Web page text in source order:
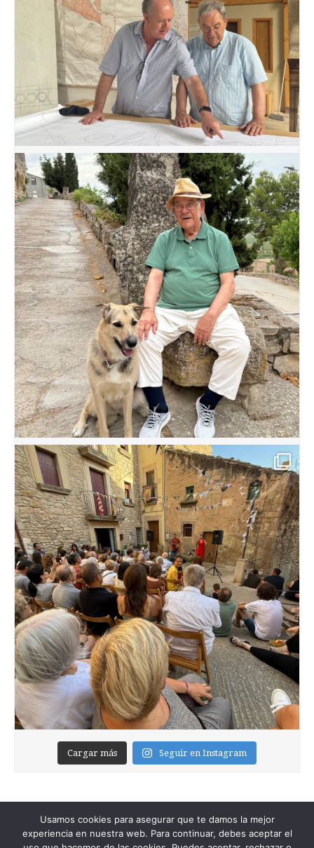
Cargar más Seguir en Instagram
Usamos cookies para asegurar que te damos la mejor
experiencia en nuestra web. Para continuar, debes aceptar el